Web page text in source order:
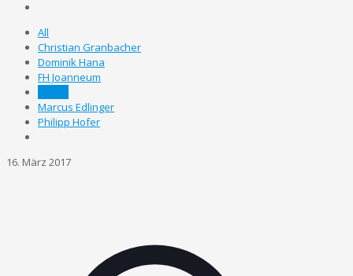
All
Christian Granbacher
Dominik Hana
FH Joanneum
Marcus Edlinger
Philipp Hofer
16. März 2017